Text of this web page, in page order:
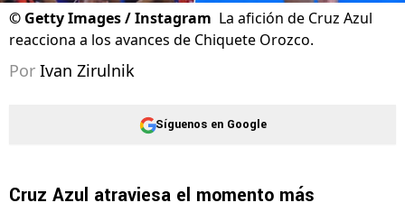
© Getty Images / Instagram La afición de Cruz Azul
reacciona a los avances de Chiquete Orozco.
Por Ivan Zirulnik
Síguenos en Google
Cruz Azul atraviesa el momento más